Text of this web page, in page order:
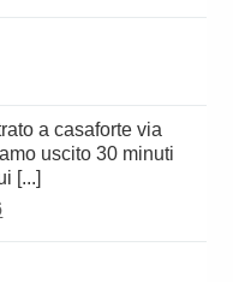
uscito 30 minuti
[...]